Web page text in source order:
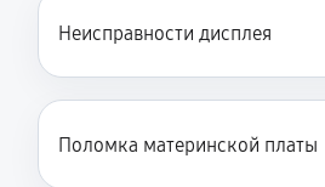
Неисправности дисплея
Поломка материнской платы